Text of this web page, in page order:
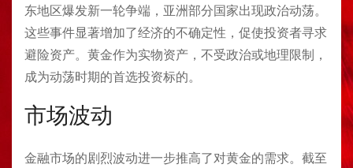
东地区爆发新一轮争端，亚洲部分国家出现政治动荡。
这些事件显著增加了经济的不确定性，促使投资者寻求
避险资产。黄金作为实物资产，不受政治或地理限制，
成为动荡时期的首选投资标的。
市场波动
金融市场的剧烈波动进一步推高了对黄金的需求。截至